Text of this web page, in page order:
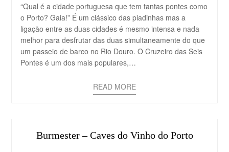
“Qual é a cidade portuguesa que tem tantas pontes como
o Porto? Gaia!” É um clássico das piadinhas mas a
ligação entre as duas cidades é mesmo intensa e nada
melhor para desfrutar das duas simultaneamente do que
um passeio de barco no Rio Douro. O Cruzeiro das Seis
Pontes é um dos mais populares,…
READ MORE
Burmester – Caves do Vinho do Porto